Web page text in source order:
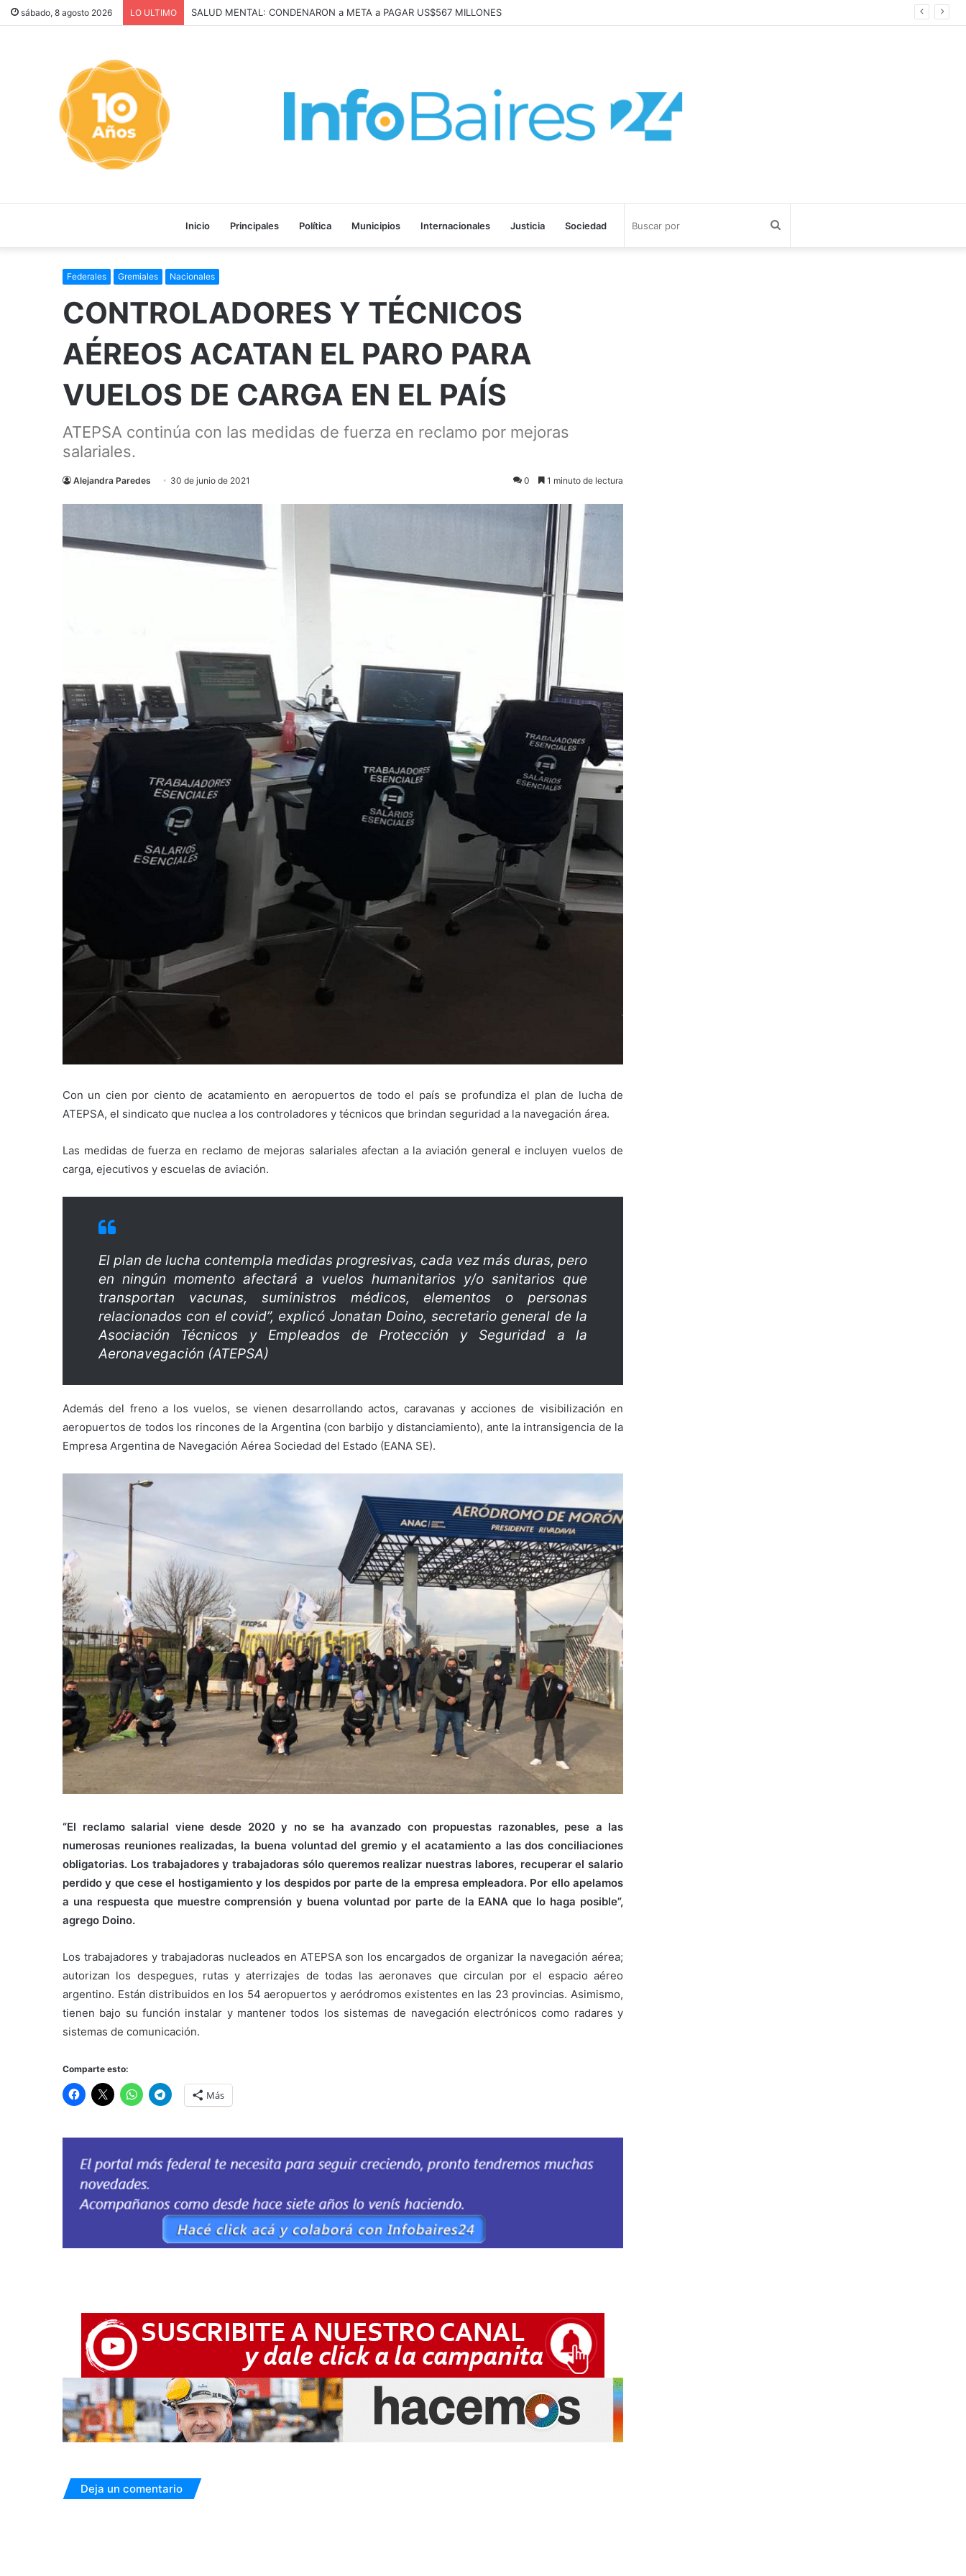
sábado, 8 agosto 2026 LO ULTIMO San Cayetano: Paz, Pan y Trabajo «tenemos que aprender a dialogar y a tratarnos bien» Mons. García Cuerva
Inicio Principales Política Municipios Internacionales Justicia Sociedad
Federales Gremiales Nacionales
CONTROLADORES Y TÉCNICOS
AÉREOS ACATAN EL PARO PARA
VUELOS DE CARGA EN EL PAÍS
ATEPSA continúa con las medidas de fuerza en reclamo por mejoras
salariales.
Alejandra Paredes 30 de junio de 2021 0 1 minuto de lectura
Con un cien por ciento de acatamiento en aeropuertos de todo el país se profundiza el plan de lucha de
ATEPSA, el sindicato que nuclea a los controladores y técnicos que brindan seguridad a la navegación área.
Las medidas de fuerza en reclamo de mejoras salariales afectan a la aviación general e incluyen vuelos de
carga, ejecutivos y escuelas de aviación.
El plan de lucha contempla medidas progresivas, cada vez más duras, pero
en ningún momento afectará a vuelos humanitarios y/o sanitarios que
transportan vacunas, suministros médicos, elementos o personas
relacionados con el covid”, explicó Jonatan Doino, secretario general de la
Asociación Técnicos y Empleados de Protección y Seguridad a la
Aeronavegación (ATEPSA)
Además del freno a los vuelos, se vienen desarrollando actos, caravanas y acciones de visibilización en
aeropuertos de todos los rincones de la Argentina (con barbijo y distanciamiento), ante la intransigencia de la
Empresa Argentina de Navegación Aérea Sociedad del Estado (EANA SE).
“El reclamo salarial viene desde 2020 y no se ha avanzado con propuestas razonables, pese a las
numerosas reuniones realizadas, la buena voluntad del gremio y el acatamiento a las dos conciliaciones
obligatorias. Los trabajadores y trabajadoras sólo queremos realizar nuestras labores, recuperar el salario
perdido y que cese el hostigamiento y los despidos por parte de la empresa empleadora. Por ello apelamos
a una respuesta que muestre comprensión y buena voluntad por parte de la EANA que lo haga posible”,
agrego Doino.
Los trabajadores y trabajadoras nucleados en ATEPSA son los encargados de organizar la navegación aérea;
autorizan los despegues, rutas y aterrizajes de todas las aeronaves que circulan por el espacio aéreo
argentino. Están distribuidos en los 54 aeropuertos y aeródromos existentes en las 23 provincias. Asimismo,
tienen bajo su función instalar y mantener todos los sistemas de navegación electrónicos como radares y
sistemas de comunicación.
Comparte esto:
Más
Deja un comentario